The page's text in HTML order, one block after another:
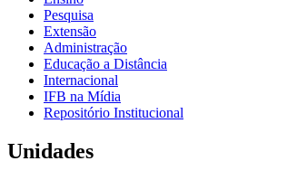
Pesquisa
Extensão
Administração
Educação a Distância
Internacional
IFB na Mídia
Repositório Institucional
Unidades